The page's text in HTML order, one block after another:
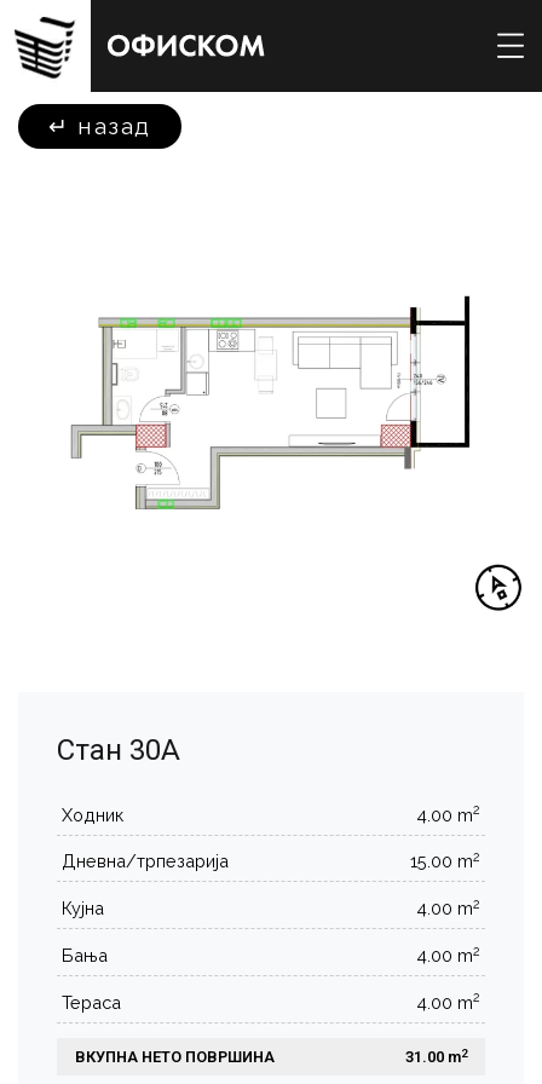
↵ назад
Стан 30А
Ходник 4.00 m2
Дневна/трпезарија 15.00 m2
Кујна 4.00 m2
Бања 4.00 m2
Тераса 4.00 m2
ВКУПНА НЕТО ПОВРШИНА 31.00 m2